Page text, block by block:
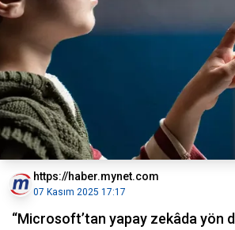
https://haber.mynet.com
07 Kasım 2025 17:17
“Microsoft’tan yapay zekâda yön